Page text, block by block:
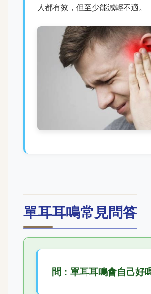
人都有效，但至少能減輕不適。
單耳耳鳴常見問答
問：單耳耳鳴會自己好